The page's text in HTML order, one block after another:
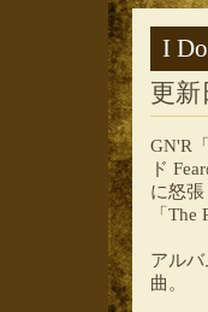
I
更新
GN'R
ド
に怒
「The
アル
曲。